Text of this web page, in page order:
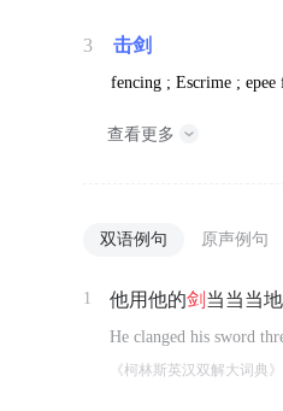
3 击剑
fencing ; Escrime ; epee
查看更多
双语例句 原声例句
1 他用他的剑 当当当
He clanged his sword
《柯林斯英汉双解大词典》